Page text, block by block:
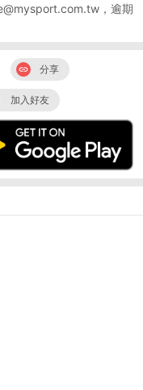
，逾期
分享
加入好友